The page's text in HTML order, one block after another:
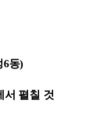
6동)
서 펼칠 것